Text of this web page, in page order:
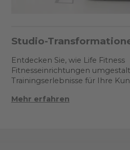
Studio-
Entdecken Sie, wie Life Fitness
Fitnesseinrichtungen
Trainingserlebnisse für Ihre
Mehr erfahren